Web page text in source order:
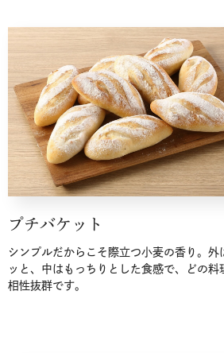
プチバケット
シンプルだからこそ際立つ小麦の香り。外
ッと、中はもっちりとした食感で、どの料
相性抜群です。